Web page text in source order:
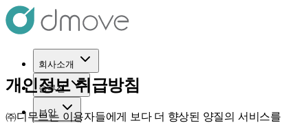
회사소개
솔루션
보안
개인정보 취급방침
㈜디무브는 이용자들에게 보다 더 향상된 양질의 서비스를